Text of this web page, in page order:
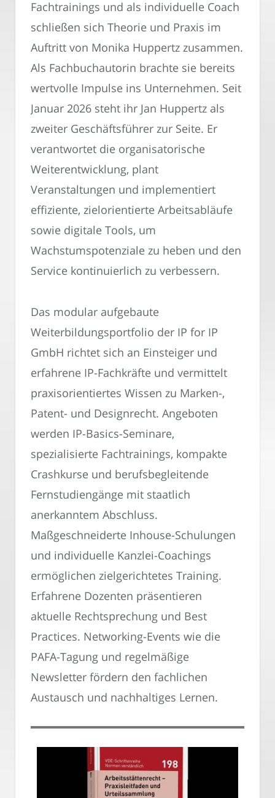
Fachtrainings und als individuelle Coach
schließen sich Theorie und Praxis im
Auftritt von Monika Huppertz zusammen.
Als Fachbuchautorin brachte sie bereits
wertvolle Impulse ins Unternehmen. Seit
Januar 2026 steht ihr Jan Huppertz als
zweiter Geschäftsführer zur Seite. Er
verantwortet die organisatorische
Weiterentwicklung, plant
Veranstaltungen und implementiert
effiziente, zielorientierte Arbeitsabläufe
sowie digitale Tools, um
Wachstumspotenziale zu heben und den
Service kontinuierlich zu verbessern.
Das modular aufgebaute
Weiterbildungsportfolio der IP for IP
GmbH richtet sich an Einsteiger und
erfahrene IP-Fachkräfte und vermittelt
praxisorientiertes Wissen zu Marken-,
Patent- und Designrecht. Angeboten
werden IP-Basics-Seminare,
spezialisierte Fachtrainings, kompakte
Crashkurse und berufsbegleitende
Fernstudiengänge mit staatlich
anerkanntem Abschluss.
Maßgeschneiderte Inhouse-Schulungen
und individuelle Kanzlei-Coachings
ermöglichen zielgerichtetes Training.
Erfahrene Dozenten präsentieren
aktuelle Rechtsprechung und Best
Practices. Networking-Events wie die
PAFA-Tagung und regelmäßige
Newsletter fördern den fachlichen
Austausch und nachhaltiges Lernen.